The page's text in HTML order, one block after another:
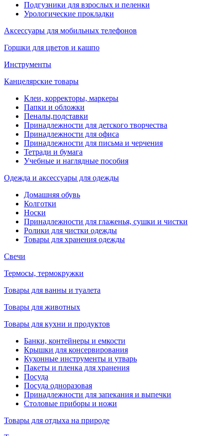
Подгузники для взрослых и пеленки
Урологические прокладки
Аксессуары для мобильных телефонов
Горшки для цветов и кашпо
Инструменты
Канцелярские товары
Клеи, корректоры, маркеры
Папки и обложки
Пеналы,подставки
Принадлежности для детского творчества
Принадлежности для офиса
Принадлежности для письма и черчения
Тетради и бумага
Учебные и наглядные пособия
Одежда и аксессуары для одежды
Домашняя обувь
Колготки
Носки
Принадлежности для глаженья, сушки и чистки
Ролики для чистки одежды
Товары для хранения одежды
Свечи
Термосы, термокружки
Товары для ванны и туалета
Товары для животных
Товары для кухни и продуктов
Банки, контейнеры и емкости
Крышки для консервирования
Кухонные инструменты и утварь
Пакеты и пленка для хранения
Посуда
Посуда одноразовая
Принадлежности для запекания и выпечки
Столовые приборы и ножи
Товары для отдыха на природе